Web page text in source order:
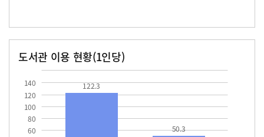
도서관 이용 현황(1인당)
60
80
100
120
140 122.3
50.3